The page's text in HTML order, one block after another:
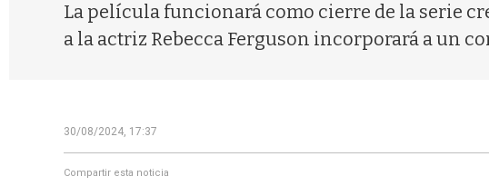
La película funcionará como cierre de la serie
a la actriz Rebecca Ferguson incorporará a un
30/08/2024, 17:37
Compartir esta noticia